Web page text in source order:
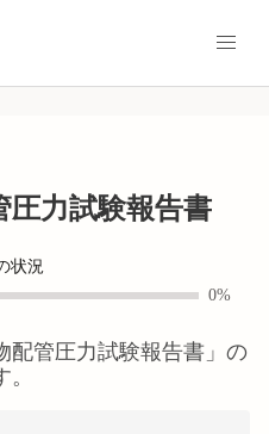
圧力試験報告書
状況
0%
配管圧力試験報告書 」の